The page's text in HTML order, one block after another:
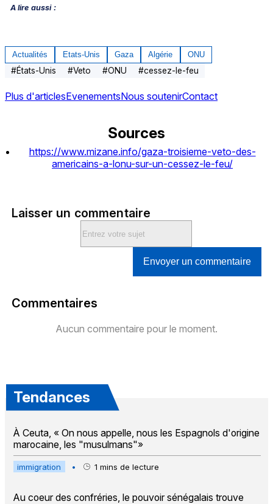
A lire aussi :
Actualités Etats-Unis Gaza Algérie ONU
#États-Unis #Veto #ONU #cessez-le-feu
Plus d'articlesEvenementsNous soutenirContact
Sources
https://www.mizane.info/gaza-troisieme-veto-des-
americains-a-lonu-sur-un-cessez-le-feu/
Laisser un commentaire
Envoyer un commentaire
Commentaires
Aucun commentaire pour le moment.
Tendances
À Ceuta, « On nous appelle, nous les Espagnols d'origine
marocaine, les "musulmans"»
immigration • 1 mins de lecture
Au coeur des confréries, le pouvoir sénégalais trouve